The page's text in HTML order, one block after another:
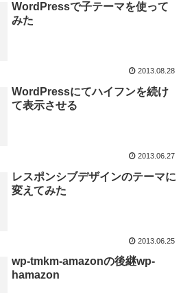
WordPressで子テーマを使って
みた
2013.08.28
WordPressにてハイフンを続け
て表示させる
2013.06.27
レスポンシブデザインのテーマに
変えてみた
2013.06.25
wp-tmkm-amazonの後継wp-
hamazon